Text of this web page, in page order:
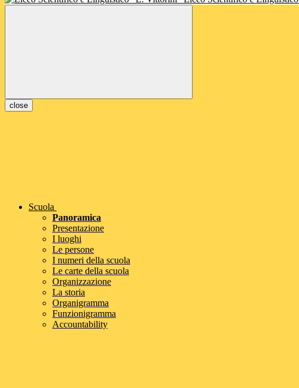
close
Scuola
Panoramica
Presentazione
I luoghi
Le persone
I numeri della scuola
Le carte della scuola
Organizzazione
La storia
Organigramma
Funzionigramma
Accountability